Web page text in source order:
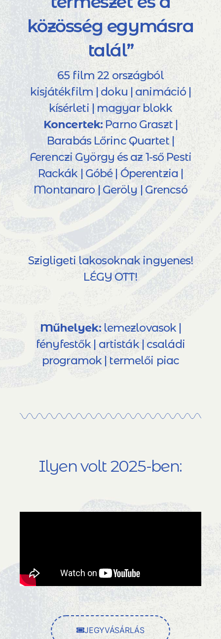
közösség egymásra
talál”
65 film 22 országból
kisjátékfilm | doku | animáció |
kísérleti | magyar blokk
Koncertek: Parno Graszt |
Barabás Lőrinc Quartet |
Ferenczi György és az 1-ső Pesti
Rackák | Góbé | Óperentzia |
Montanaro | Geröly | Grencsó
Szigligeti lakosoknak ingyenes!
LÉGY OTT!
Műhelyek:lemezlovasok |
fényfestők | artisták | családi
programok | termelői piac
Ilyen volt 2025-ben:
JEGYVÁSÁRLÁS